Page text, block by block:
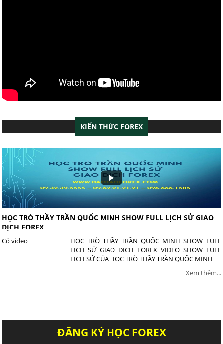
KIẾN THỨC FOREX
HỌC TRÒ THẦY TRẦN QUỐC MINH SHOW FULL LỊCH SỬ GIAO
DỊCH FOREX
HỌC TRÒ THẦY TRẦN QUỐC MINH SHOW FULL
LỊCH SỬ GIAO DỊCH FOREX VIDEO SHOW FULL
LỊCH SỬ CỦA HỌC TRÒ THẦY TRÀN QUỐC MINH
Có video
Xem thêm...
ĐĂNG KÝ HỌC FOREX